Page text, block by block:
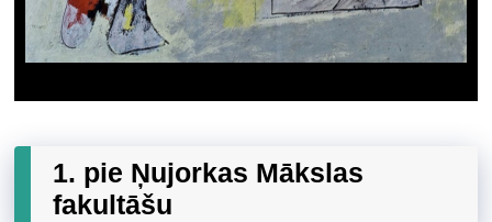
1. pie Ņujorkas Mākslas
fakultāšu